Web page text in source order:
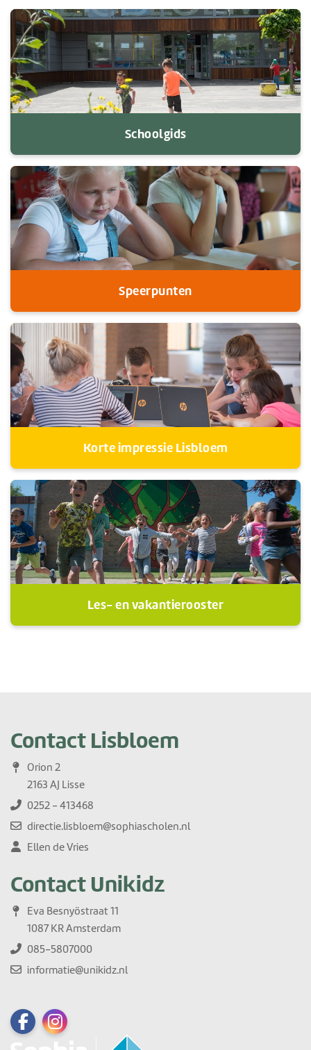
Schoolgids
Speerpunten
Korte impressie Lisbloem
Les- en vakantierooster
Contact Lisbloem
Orion 2
2163 AJ Lisse
0252 - 413468
directie.lisbloem@sophiascholen.nl
Ellen de Vries
Contact Unikidz
Eva Besnyöstraat 11
1087 KR Amsterdam
085-5807000
informatie@unikidz.nl